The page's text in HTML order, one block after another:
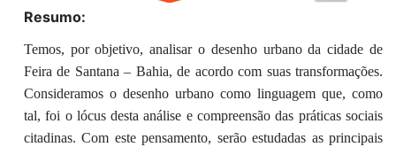
Resumo:
Temos, por objetivo, analisar o desenho urbano da cidade de
Feira de Santana – Bahia, de acordo com suas transformações.
Consideramos o desenho urbano como linguagem que, como
tal, foi o lócus desta análise e compreensão das práticas sociais
citadinas. Com este pensamento, serão estudadas as principais